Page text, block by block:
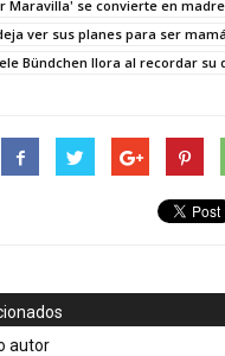
Maravilla' se convierte en
ver sus planes para ser
Bündchen llora al recordar su
autor